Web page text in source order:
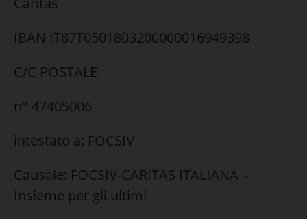
IBAN IT87T0501803200000016949398
C/C POSTALE
n° 47405006
intestato a: FOCSIV
Causale: FOCSIV-CARITAS ITALIANA –
Insieme per gli ultimi